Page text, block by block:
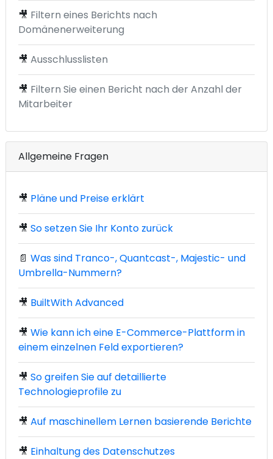
🎥 Filtern eines Berichts nach
Domänenerweiterung
🎥 Ausschlusslisten
🎥 Filtern Sie einen Bericht nach der Anzahl der
Mitarbeiter
Allgemeine Fragen
🎥 Pläne und Preise erklärt
🎥 So setzen Sie Ihr Konto zurück
📄 Was sind Tranco-, Quantcast-, Majestic- und
Umbrella-Nummern?
🎥 BuiltWith Advanced
🎥 Wie kann ich eine E-Commerce-Plattform in
einem einzelnen Feld exportieren?
🎥 So greifen Sie auf detaillierte
Technologieprofile zu
🎥 Auf maschinellem Lernen basierende Berichte
🎥 Einhaltung des Datenschutzes